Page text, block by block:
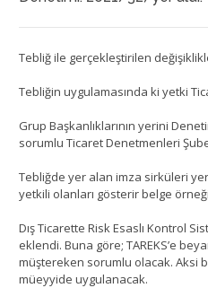
Tebliğ ile gerçekleştirilen
Tebliğin uygulamasında ki yetki
Grup Başkanlıklarının yerini
sorumlu Ticaret Denetmenleri
Tebliğde yer alan imza sirküleri
yetkili olanları gösterir belge
Dış Ticarette Risk Esaslı Kontrol
eklendi. Buna göre; TAREKS’e
müştereken sorumlu olacak. Aksi
müeyyide uygulanacak.